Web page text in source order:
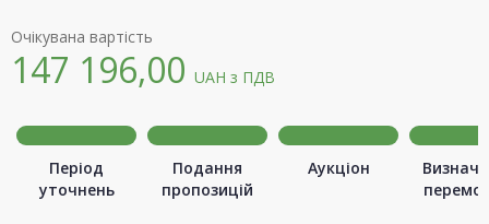
Очікувана вартість
147 196,00 UAH з ПДВ
Період
уточнень
Подання
пропозицій
Аукціон